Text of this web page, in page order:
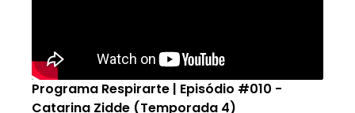
Programa Respirarte | Episódio #010 -
Catarina Zidde (Temporada 4)